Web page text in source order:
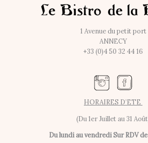
1 Avenue du petit port
ANNECY
+33 (0)4 50 32 44 16
HORAIRES D’ETE
(Du 1er Juillet au 31
Du lundi au vendrediSur RDV